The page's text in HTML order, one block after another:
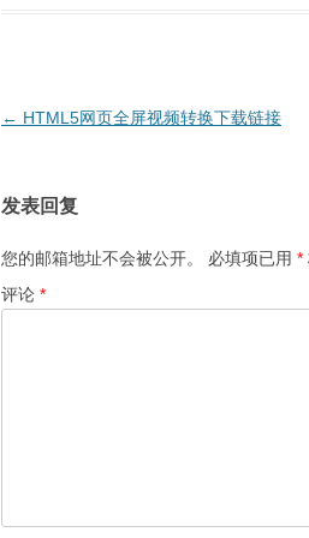
文
航
← HTML5网页全屏视频转换下载链接
发表回复
您的邮箱地址不会被公开。 必填项已用 *
评论 *